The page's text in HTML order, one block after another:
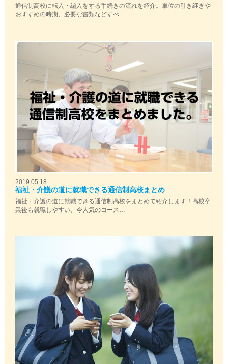
通信制高校に転入・編入をする手続きの流れを紹介。単位の引き継ぎや
おすすめの時期、必要な書類などすべ…
2019.05.18
福祉・介護の道に就職できる通信制高校まとめ
福祉・介護の道に就職できる通信制高校をまとめて紹介します！高校卒
業後も就職しやすい、今人気のコース…